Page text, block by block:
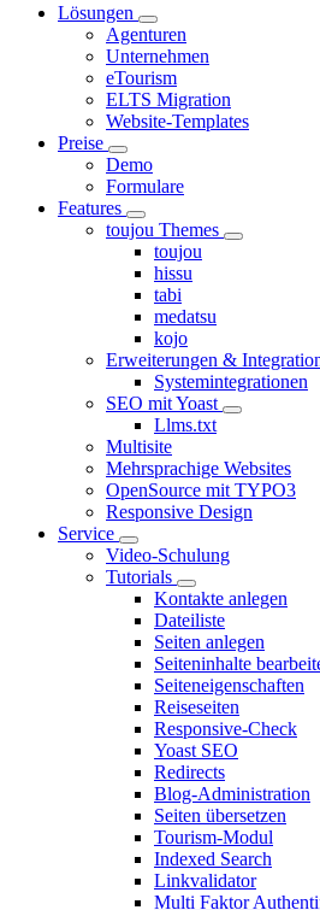
Lösungen
Agenturen
Unternehmen
eTourism
ELTS Migration
Website-Templates
Preise
Demo
Formulare
Features
toujou Themes
toujou
hissu
tabi
medatsu
kojo
Erweiterungen &
Systemintegrationen
SEO mit Yoast
Llms.txt
Multisite
Mehrsprachige Websites
OpenSource mit TYPO3
Responsive Design
Service
Video-Schulung
Tutorials
Kontakte anlegen
Dateiliste
Seiten anlegen
Seiteninhalte
Seiteneigenschaften
Reiseseiten
Responsive-Check
Yoast SEO
Redirects
Blog-Administration
Seiten übersetzen
Tourism-Modul
Indexed Search
Linkvalidator
Multi Faktor